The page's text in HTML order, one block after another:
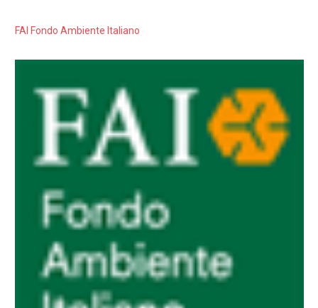
FAI Fondo Ambiente Italiano